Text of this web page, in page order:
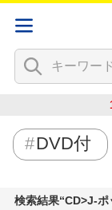
DVD付
検索結果 CD>J-ポ